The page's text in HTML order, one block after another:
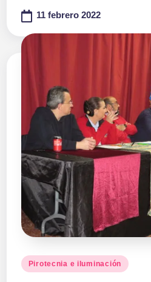
11 febrero 2022
Publicado
Pirotecnia e iluminación